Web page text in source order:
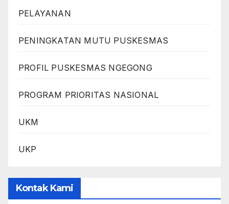
PELAYANAN
PENINGKATAN MUTU PUSKESMAS
PROFIL PUSKESMAS NGEGONG
PROGRAM PRIORITAS NASIONAL
UKM
UKP
Kontak Kami